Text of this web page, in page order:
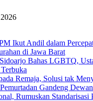
Ikut Andil dalam
di Jawa Barat
Bahas LGBTQ,
Remaja, Solusi tak
Gandeng
Rumuskan Standarisasi